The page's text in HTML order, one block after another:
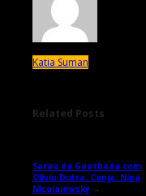
Katia Suman
Related Posts
Sarau da Gauchada com
Olívio Dutra. Canja: Nina
Nicolaiewsky →